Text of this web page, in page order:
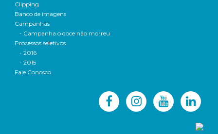
Clipping
Banco de imagens
Campanhas
- Campanha o doce não morreu
Processos seletivos
- 2016
- 2015
Fale Conosco